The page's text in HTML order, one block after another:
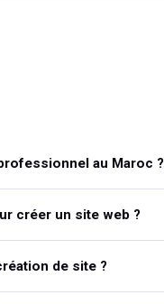
au Maroc ?
créer un site web ?
de site ?